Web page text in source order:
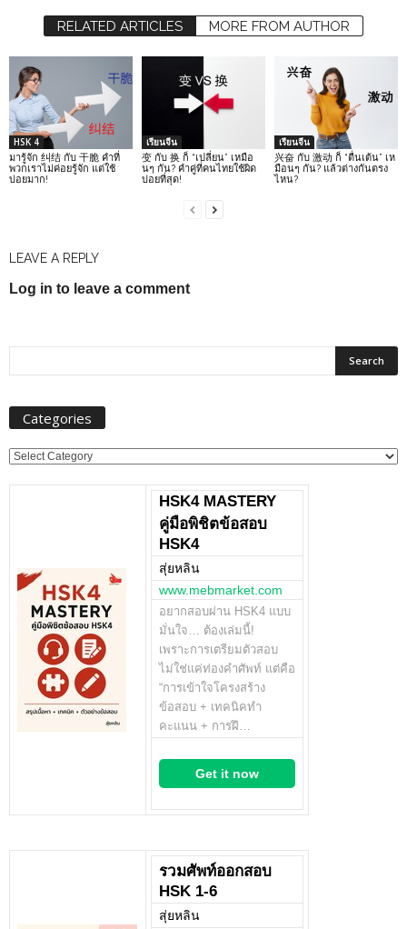
RELATED ARTICLES MORE FROM AUTHOR
HSK 4
มารู้จัก 纠结 กับ 干脆 คำที่
พวกเราไม่ค่อยรู้จัก แต่ใช้
บ่อยมาก!
เรียนจีน
变 กับ 换 ก็ “เปลี่ยน” เหมือ
นๆ กัน? คำคู่ที่คนไทยใช้ผิด
บ่อยที่สุด!
เรียนจีน
兴奋 กับ 激动 ก็ “ตื่นเต้น” เห
มือนๆ กัน? แล้วต่างกันตรง
ไหน?
LEAVE A REPLY
Log in to leave a comment
Categories
Categories
HSK4 MASTERY
คู่มือพิชิตข้อสอบ
HSK4
สุ่ยหลิน
www.mebmarket.com
อยากสอบผ่าน HSK4 แบบ
มั่นใจ… ต้องเล่มนี้!
เพราะการเตรียมตัวสอบ
ไม่ใช่แค่ท่องคำศัพท์ แต่คือ
“การเข้าใจโครงสร้าง
ข้อสอบ + เทคนิคทำ
คะแนน + การฝึ…
Get it now
รวมศัพท์ออกสอบ
HSK 1-6
สุ่ยหลิน